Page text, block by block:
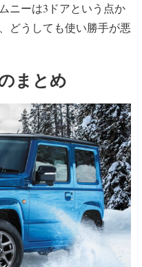
ニーは3ドアという点か
どうしても使い勝手が悪
まとめ